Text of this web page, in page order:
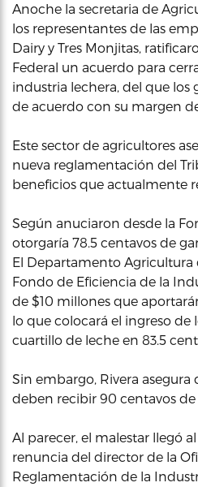
Anoche la secretaria de
los representantes de las
Dairy y Tres Monjitas,
Federal un acuerdo para
industria lechera, del que los
de acuerdo con su margen
Este sector de agricultores
nueva reglamentación del
beneficios que actualmente
Según anuciaron desde la
otorgaría 78.5 centavos de
El Departamento Agricultura
Fondo de Eficiencia de la
de $10 millones que
lo que colocará el ingreso de
cuartillo de leche en 83.5
Sin embargo, Rivera asegura
deben recibir 90 centavos de
Al parecer, el malestar llegó
renuncia del director de la
Reglamentación de la